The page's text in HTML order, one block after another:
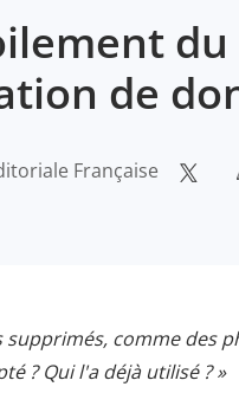
de
Française
comme des
? Qui l'a déjà utilisé ? »